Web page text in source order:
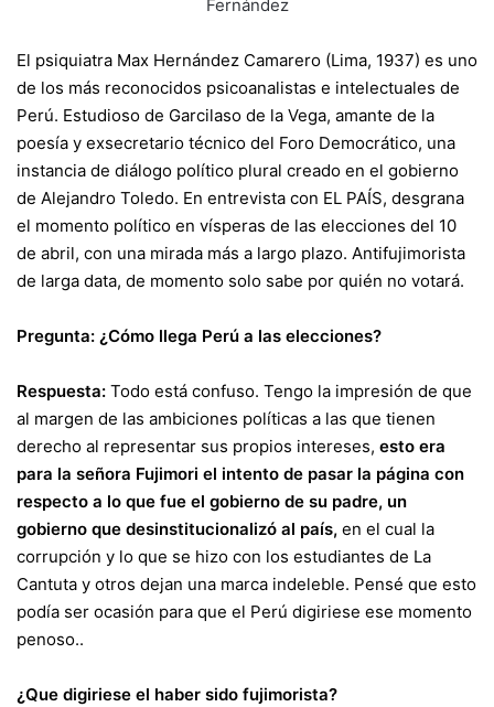
Fernández
El psiquiatra Max Hernández Camarero (Lima, 1937) es uno
de los más reconocidos psicoanalistas e intelectuales de
Perú. Estudioso de Garcilaso de la Vega, amante de la
poesía y exsecretario técnico del Foro Democrático, una
instancia de diálogo político plural creado en el gobierno
de Alejandro Toledo. En entrevista con EL PAÍS, desgrana
el momento político en vísperas de las elecciones del 10
de abril, con una mirada más a largo plazo. Antifujimorista
de larga data, de momento solo sabe por quién no votará.
Pregunta: ¿Cómo llega Perú a las elecciones?
Respuesta: Todo está confuso. Tengo la impresión de que
al margen de las ambiciones políticas a las que tienen
derecho al representar sus propios intereses, esto era
para la señora Fujimori el intento de pasar la página con
respecto a lo que fue el gobierno de su padre, un
gobierno que desinstitucionalizó al país, en el cual la
corrupción y lo que se hizo con los estudiantes de La
Cantuta y otros dejan una marca indeleble. Pensé que esto
podía ser ocasión para que el Perú digiriese ese momento
penoso..
¿Que digiriese el haber sido fujimorista?